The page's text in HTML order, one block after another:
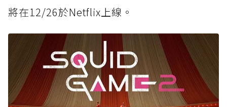
將在12/26於Netflix上線。